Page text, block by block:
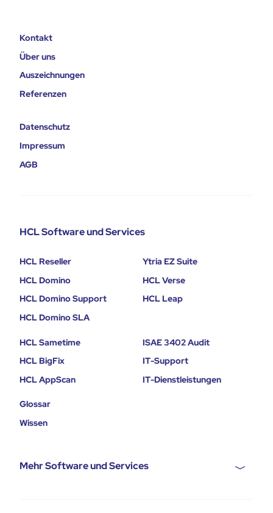
Kontakt
Über uns
Auszeichnungen
Referenzen
Datenschutz
Impressum
AGB
HCL Software und Services
HCL Reseller
HCL Domino
HCL Domino Support
HCL Domino SLA
Ytria EZ Suite
HCL Verse
HCL Leap
HCL Sametime
HCL BigFix
HCL AppScan
ISAE 3402 Audit
IT-Support
IT-Dienstleistungen
Glossar
Wissen
Mehr Software und Services